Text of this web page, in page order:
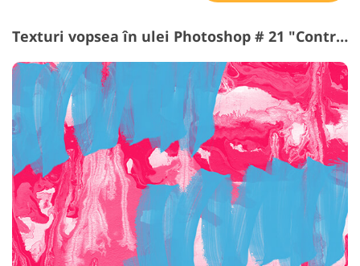
Texturi vopsea în ulei Photoshop # 21 "Contrast"